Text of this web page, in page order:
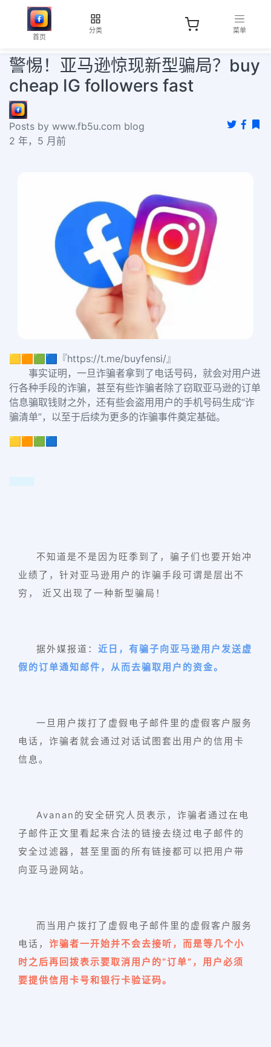
首页
分类 菜单
警惕！亚马逊惊现新型骗局？buy
cheap IG followers fast
Posts by www.fb5u.com blog
2 年，5 月前
🟨🟧🟩🟦『https://t.me/buyfensi/』
事实证明，一旦诈骗者拿到了电话号码，就会对用户进
行各种手段的诈骗，甚至有些诈骗者除了窃取亚马逊的订单
信息骗取钱财之外，还有些会盗用用户的手机号码生成“诈
骗清单”，以至于后续为更多的诈骗事件奠定基础。
🟨🟧🟩🟦
不知道是不是因为旺季到了，骗子们也要开始冲
业绩了，针对亚马逊用户的诈骗手段可谓是层出不
穷， 近又出现了一种新型骗局！
据外媒报道： 近日，有骗子向亚马逊用户发送虚
假的订单通知邮件，从而去骗取用户的资金。
一旦用户拨打了虚假电子邮件里的虚假客户服务
电话，诈骗者就会通过对话试图套出用户的信用卡
信息。
Avanan的安全研究人员表示，诈骗者通过在电
子邮件正文里看起来合法的链接去绕过电子邮件的
安全过滤器，甚至里面的所有链接都可以把用户带
向亚马逊网站。
而当用户拨打了虚假电子邮件里的虚假客户服务
电话， 诈骗者一开始并不会去接听，而是等几个小
时之后再回拨表示要取消用户的“订单”，用户必须
要提供信用卡号和银行卡验证码。